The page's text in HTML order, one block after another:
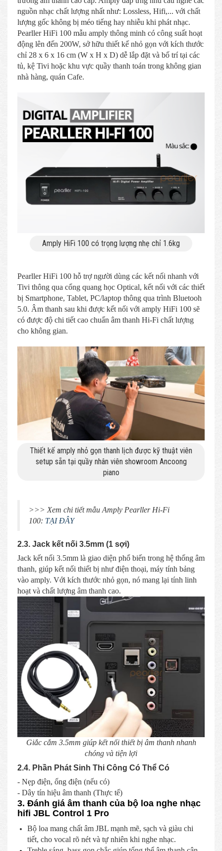
nguồn nhạc chất lượng nhất như: Lossless, Hifi,... với chất
lượng gốc không bị méo tiếng hay nhiễu khi phát nhạc.
Pearller HiFi 100 mẫu amply thông minh có công suất hoạt
động lên đến 200W, sở hữu thiết kế nhỏ gọn với kích thước
chỉ 28 x 6 x 16 cm (W x H x D) dễ lắp đặt và bố trí tại các
tủ, kệ Tivi hoặc khu vực quầy thanh toán trong không gian
nhà hàng, quán Cafe.
Amply HiFi 100 có trọng lượng nhẹ chỉ 1.6kg
Pearller HiFi 100 hỗ trợ người dùng các kết nối nhanh với
Tivi thông qua cổng quang học Optical, kết nối với các thiết
bị Smartphone, Tablet, PC/laptop thông qua trình Bluetooh
5.0. Âm thanh sau khi được kết nối với amply HiFi 100 sẽ
có được độ chi tiết cao chuẩn âm thanh Hi-Fi chất lượng
cho không gian.
Thiết kế amply nhỏ gọn thanh lịch được kỹ thuật viên
setup sẵn tại quầy nhân viên showroom Ancoong
piano
>>> Xem chi tiết mẫu Amply Pearller Hi-Fi
100: TẠI ĐÂY
2.3. Jack kết nối 3.5mm (1 sợi)
Jack kết nối 3.5mm là giao diện phổ biến trong hệ thống âm
thanh, giúp kết nối thiết bị như điện thoại, máy tính bảng
vào amply. Với kích thước nhỏ gọn, nó mang lại tính linh
hoạt và chất lượng âm thanh cao.
Giắc cắm 3.5mm giúp kết nối thiết bị âm thanh nhanh
chóng và tiện lợi
2.4. Phần Phát Sinh Thi Công Có Thể Có
- Nẹp điện, ống điện (nếu có)
- Dây tín hiệu âm thanh (Thực tế)
3. Đánh giá âm thanh của bộ loa nghe nhạc
hifi JBL Control 1 Pro
Bộ loa mang chất âm JBL mạnh mẽ, sạch và giàu chi
tiết, cho vocal rõ nét và tự nhiên khi nghe nhạc.